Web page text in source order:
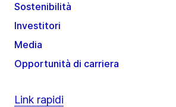
Sostenibilità
Investitori
Media
Opportunità di carriera
Link rapidi